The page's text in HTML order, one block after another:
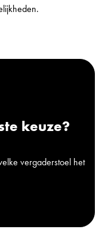
keuze?
vergaderstoel het